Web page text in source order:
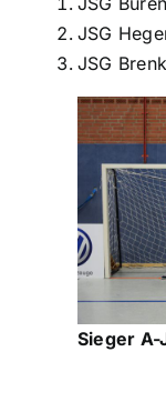
JSG
JSG
Sieger A-